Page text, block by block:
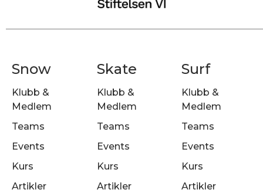
Snow
Klubb &
Medlem
Teams
Events
Kurs
Artikler
Skate
Klubb &
Medlem
Teams
Events
Kurs
Artikler
Surf
Klubb &
Medlem
Teams
Events
Kurs
Artikler